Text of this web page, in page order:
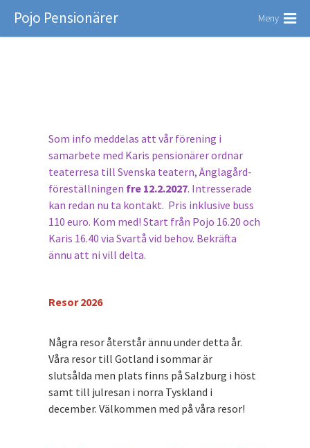
Pojo Pensionärer Meny
Som info meddelas att vår förening i
samarbete med Karis pensionärer ordnar
teaterresa till Svenska teatern, Änglagård-
föreställningen fre 12.2.2027. Intresserade
kan redan nu ta kontakt. Pris inklusive buss
110 euro. Kom med! Start från Pojo 16.20 och
Karis 16.40 via Svartå vid behov. Bekräfta
ännu att ni vill delta.
Resor 2026
Några resor återstår ännu under detta år.
Våra resor till Gotland i sommar är
slutsålda men plats finns på Salzburg i höst
samt till julresan i norra Tyskland i
december. Välkommen med på våra resor!